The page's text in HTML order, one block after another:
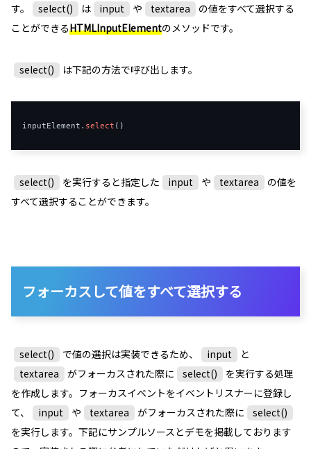
す。
select() は input や textarea
の値をすべて選択する
ことができるHTMLInputElementのメソッドです。
select() は下記の方法で呼び出します。
inputElement . select ()
select() を実行すると指定した input や textarea
の値を
すべて選択することができます。
フォーカスして値をすべて選択する
select() で値の選択は実装できるため、 input
と
textarea
がフォーカスされた際に select()
を実行する処理
を作成します。フォーカスイベントをイベントリスナーに登録し
て、
input や textarea がフォーカスされた際に
select()
を実行します。下記にサンプルソースとデモを掲載しております